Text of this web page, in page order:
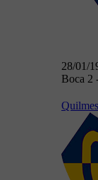
28/01/
Boca 2